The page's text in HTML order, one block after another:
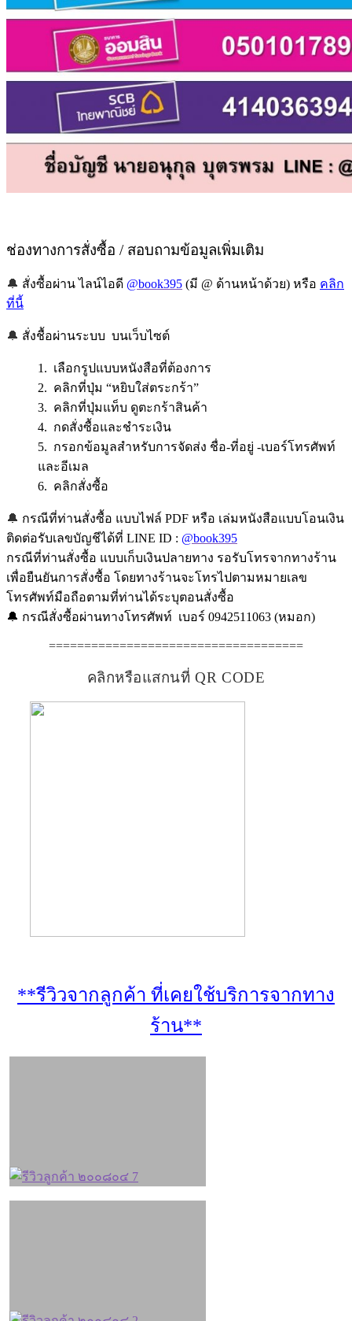
ช่องทางการสั่งซื้อ / สอบถามข้อมูลเพิ่มเติม
🔔 สั่งซื้อผ่าน ไลน์ไอดี @book395 (มี @ ด้านหน้าด้วย) หรือ คลิก
ที่นี้
🔔 สั่งชื้อผ่านระบบ บนเว็บไซต์
1. เลือกรูปแบบหนังสือที่ต้องการ
2. คลิกที่ปุ่ม “หยิบใส่ตระกร้า”
3. คลิกที่ปุ่มแท็บ ดูตะกร้าสินค้า
4. กดสั่งซื้อและชำระเงิน
5. กรอกข้อมูลสำหรับการจัดส่ง ชื่อ-ที่อยู่ -เบอร์โทรศัพท์
และอีเมล
6. คลิกสั่งซื้อ
🔔 กรณีที่ท่านสั่งซื้อ แบบไฟล์ PDF หรือ เล่มหนังสือแบบโอนเงิน
ติดต่อรับเลขบัญชีได้ที่ LINE ID : @book395
กรณีที่ท่านสั่งซื้อ แบบเก็บเงินปลายทาง รอรับโทรจากทางร้าน
เพื่อยืนยันการสั่งซื้อ โดยทางร้านจะโทรไปตามหมายเลข
โทรศัพท์มือถือตามที่ท่านได้ระบุตอนสั่งซื้อ
🔔 กรณีสั่งซื้อผ่านทางโทรศัพท์ เบอร์ 0942511063 (หมอก)
====================================
คลิกหรือแสกนที่ QR CODE
**รีวิวจากลูกค้า ที่เคยใช้บริการจากทาง
ร้าน**